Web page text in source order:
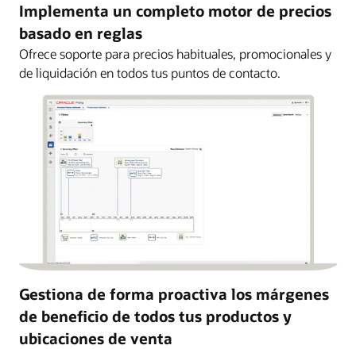
Implementa un completo motor de precios
basado en reglas
Ofrece soporte para precios habituales, promocionales y
de liquidación en todos tus puntos de contacto.
Gestiona de forma proactiva los márgenes
de beneficio de todos tus productos y
ubicaciones de venta